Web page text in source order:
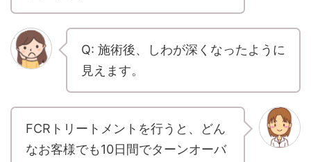
Q: 施術後、しわが深くなったように
見えます。
FCRトリートメントを行うと、どん
なお客様でも10日間でターンオーバ